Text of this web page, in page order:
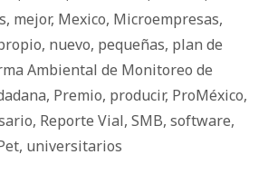
, mejor, Mexico, Microempresas,
, nuevo, pequeñas, plan de
Ambiental de Monitoreo de
, Premio, producir, ProMéxico,
, Reporte Vial, SMB, software,
, universitarios